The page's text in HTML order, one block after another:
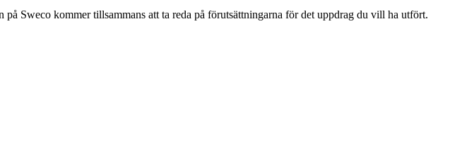
Sweco kommer tillsammans att ta reda på förutsättningarna för det uppdrag du vill ha utfört.